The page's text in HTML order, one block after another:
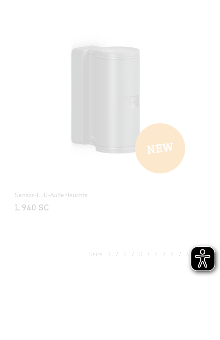
Sensor-LED-Außenleuchte
L 940 SC
Seite 1 2 3 4 5 6 7